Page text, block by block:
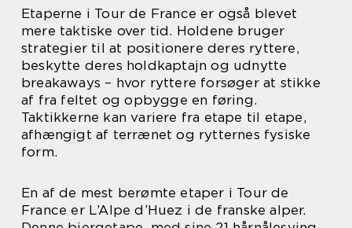
Etaperne i Tour de France er også blevet
mere taktiske over tid. Holdene bruger
strategier til at positionere deres ryttere,
beskytte deres holdkaptajn og udnytte
breakaways – hvor ryttere forsøger at stikke
af fra feltet og opbygge en føring.
Taktikkerne kan variere fra etape til etape,
afhængigt af terrænet og rytternes fysiske
form.
En af de mest berømte etaper i Tour de
France er L’Alpe d’Huez i de franske alper.